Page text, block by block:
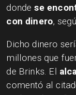
donde se
con dinero,
Dicho dinero
millones que
de Brinks. El
comentó al